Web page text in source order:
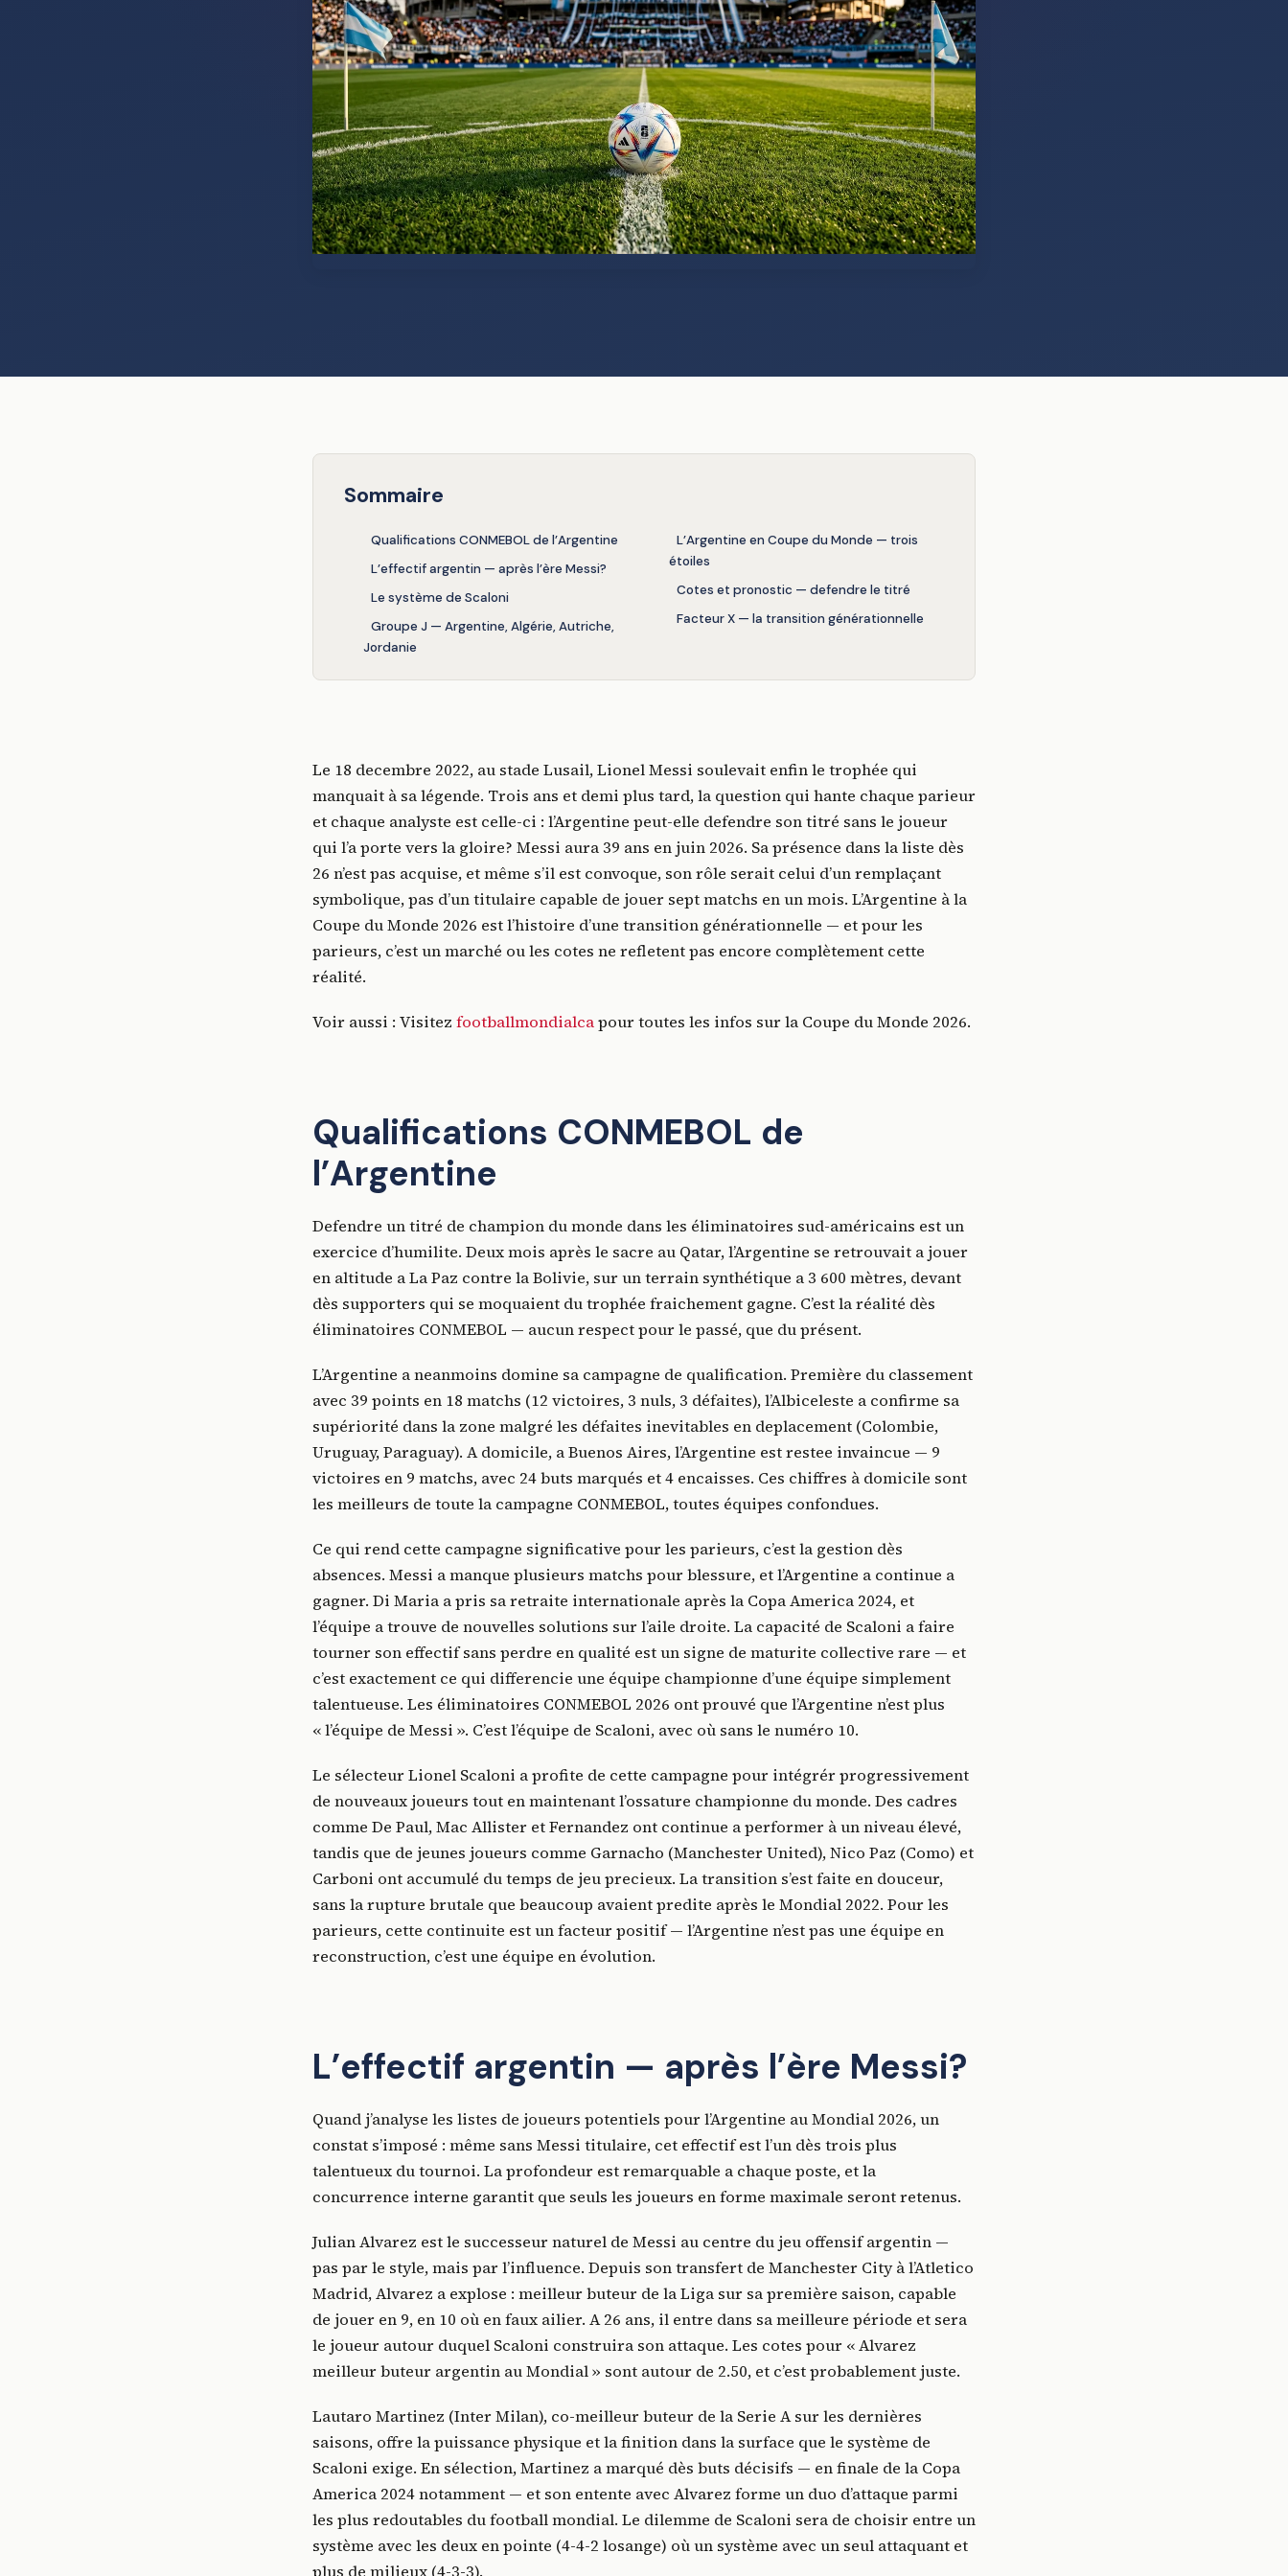
Sommaire
Qualifications CONMEBOL de l’Argentine
L’effectif argentin — après l’ère Messi?
Le système de Scaloni
Groupe J — Argentine, Algérie, Autriche,
Jordanie
L’Argentine en Coupe du Monde — trois
étoiles
Cotes et pronostic — defendre le titré
Facteur X — la transition générationnelle
Le 18 decembre 2022, au stade Lusail, Lionel Messi soulevait enfin le trophée qui
manquait à sa légende. Trois ans et demi plus tard, la question qui hante chaque parieur
et chaque analyste est celle-ci : l’Argentine peut-elle defendre son titré sans le joueur
qui l’a porte vers la gloire? Messi aura 39 ans en juin 2026. Sa présence dans la liste dès
26 n’est pas acquise, et même s’il est convoque, son rôle serait celui d’un remplaçant
symbolique, pas d’un titulaire capable de jouer sept matchs en un mois. L’Argentine à la
Coupe du Monde 2026 est l’histoire d’une transition générationnelle — et pour les
parieurs, c’est un marché ou les cotes ne refletent pas encore complètement cette
réalité.
Voir aussi : Visitez footballmondialcapour toutes les infos sur la Coupe du Monde 2026.
Qualifications CONMEBOL de
l’Argentine
Defendre un titré de champion du monde dans les éliminatoires sud-américains est un
exercice d’humilite. Deux mois après le sacre au Qatar, l’Argentine se retrouvait a jouer
en altitude a La Paz contre la Bolivie, sur un terrain synthétique a 3 600 mètres, devant
dès supporters qui se moquaient du trophée fraichement gagne. C’est la réalité dès
éliminatoires CONMEBOL — aucun respect pour le passé, que du présent.
L’Argentine a neanmoins domine sa campagne de qualification. Première du classement
avec 39 points en 18 matchs (12 victoires, 3 nuls, 3 défaites), l’Albiceleste a confirme sa
supériorité dans la zone malgré les défaites inevitables en deplacement (Colombie,
Uruguay, Paraguay). A domicile, a Buenos Aires, l’Argentine est restee invaincue — 9
victoires en 9 matchs, avec 24 buts marqués et 4 encaisses. Ces chiffres à domicile sont
les meilleurs de toute la campagne CONMEBOL, toutes équipes confondues.
Ce qui rend cette campagne significative pour les parieurs, c’est la gestion dès
absences. Messi a manque plusieurs matchs pour blessure, et l’Argentine a continue a
gagner. Di Maria a pris sa retraite internationale après la Copa America 2024, et
l’équipe a trouve de nouvelles solutions sur l’aile droite. La capacité de Scaloni a faire
tourner son effectif sans perdre en qualité est un signe de maturite collective rare — et
c’est exactement ce qui differencie une équipe championne d’une équipe simplement
talentueuse. Les éliminatoires CONMEBOL 2026 ont prouvé que l’Argentine n’est plus
« l’équipe de Messi ». C’est l’équipe de Scaloni, avec où sans le numéro 10.
Le sélecteur Lionel Scaloni a profite de cette campagne pour intégrér progressivement
de nouveaux joueurs tout en maintenant l’ossature championne du monde. Des cadres
comme De Paul, Mac Allister et Fernandez ont continue a performer à un niveau élevé,
tandis que de jeunes joueurs comme Garnacho (Manchester United), Nico Paz (Como) et
Carboni ont accumulé du temps de jeu precieux. La transition s’est faite en douceur,
sans la rupture brutale que beaucoup avaient predite après le Mondial 2022. Pour les
parieurs, cette continuite est un facteur positif — l’Argentine n’est pas une équipe en
reconstruction, c’est une équipe en évolution.
L’effectif argentin — après l’ère Messi?
Quand j’analyse les listes de joueurs potentiels pour l’Argentine au Mondial 2026, un
constat s’imposé : même sans Messi titulaire, cet effectif est l’un dès trois plus
talentueux du tournoi. La profondeur est remarquable a chaque poste, et la
concurrence interne garantit que seuls les joueurs en forme maximale seront retenus.
Julian Alvarez est le successeur naturel de Messi au centre du jeu offensif argentin —
pas par le style, mais par l’influence. Depuis son transfert de Manchester City à l’Atletico
Madrid, Alvarez a explose : meilleur buteur de la Liga sur sa première saison, capable
de jouer en 9, en 10 où en faux ailier. A 26 ans, il entre dans sa meilleure période et sera
le joueur autour duquel Scaloni construira son attaque. Les cotes pour « Alvarez
meilleur buteur argentin au Mondial » sont autour de 2.50, et c’est probablement juste.
Lautaro Martinez (Inter Milan), co-meilleur buteur de la Serie A sur les dernières
saisons, offre la puissance physique et la finition dans la surface que le système de
Scaloni exige. En sélection, Martinez a marqué dès buts décisifs — en finale de la Copa
America 2024 notamment — et son entente avec Alvarez forme un duo d’attaque parmi
les plus redoutables du football mondial. Le dilemme de Scaloni sera de choisir entre un
système avec les deux en pointe (4-4-2 losange) où un système avec un seul attaquant et
plus de milieux (4-3-3).